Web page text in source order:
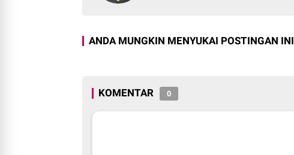
ANDA MUNGKIN MENYUKAI POSTINGAN INI
KOMENTAR 0